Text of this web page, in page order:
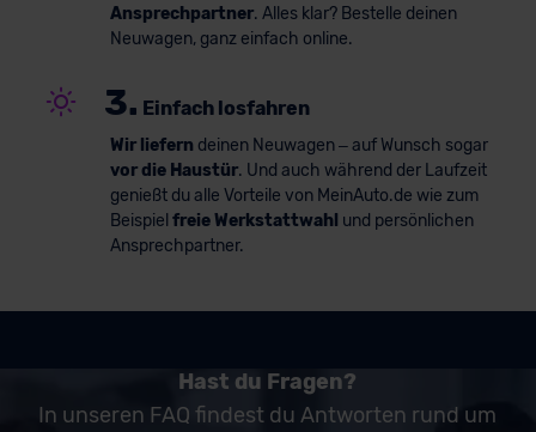
Ansprechpartner. Alles klar? Bestelle deinen
Neuwagen, ganz einfach online.
3. Einfach losfahren
Wir liefern deinen Neuwagen – auf Wunsch sogar
vor die Haustür. Und auch während der Laufzeit
genießt du alle Vorteile von MeinAuto.de wie zum
Beispiel freie Werkstattwahl und persönlichen
Ansprechpartner.
Hast du Fragen?
In unseren FAQ findest du Antworten rund um